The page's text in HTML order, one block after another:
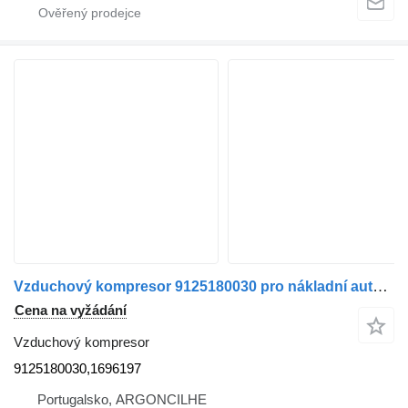
Vzduchový kompresor 9125180030 pro nákladní auta DAF CF/XF/LF
Cena na vyžádání
Vzduchový kompresor
9125180030,1696197
Portugalsko, ARGONCILHE